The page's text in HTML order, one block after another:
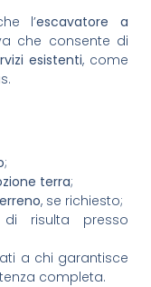
l’escavatore a
che consente di
esistenti, come
;
terra;
, se richiesto;
risulta presso
a chi garantisce
completa.